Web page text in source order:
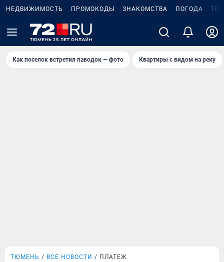
НЕДВИЖИМОСТЬ ПРОМОКОДЫ ЗНАКОМСТВА ПОГОДА
Как поселок встретил паводок — фото Квартиры с видом на реку
ТЮМЕНЬ ВСЕ НОВОСТИ ПЛАТЕЖ